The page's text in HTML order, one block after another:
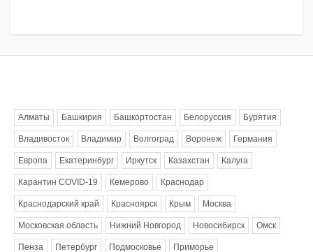
Алматы Башкирия Башкортостан Белоруссия Бурятия
Владивосток Владимир Волгоград Воронеж Германия
Европа Екатеринбург Иркутск Казахстан Калуга
Карантин COVID-19 Кемерово Краснодар
Краснодарский край Красноярск Крым Москва
Московская область Нижний Новгород Новосибирск Омск
Пенза Петербург Подмосковье Приморье